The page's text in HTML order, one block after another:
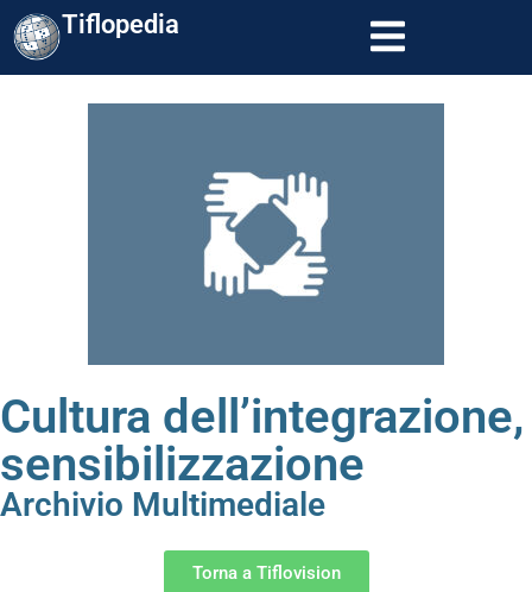
Tiflopedia
Cultura dell’integrazione,
sensibilizzazione
Archivio Multimediale
Torna a Tiflovision